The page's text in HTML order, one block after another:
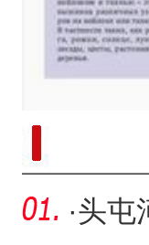
·头屯